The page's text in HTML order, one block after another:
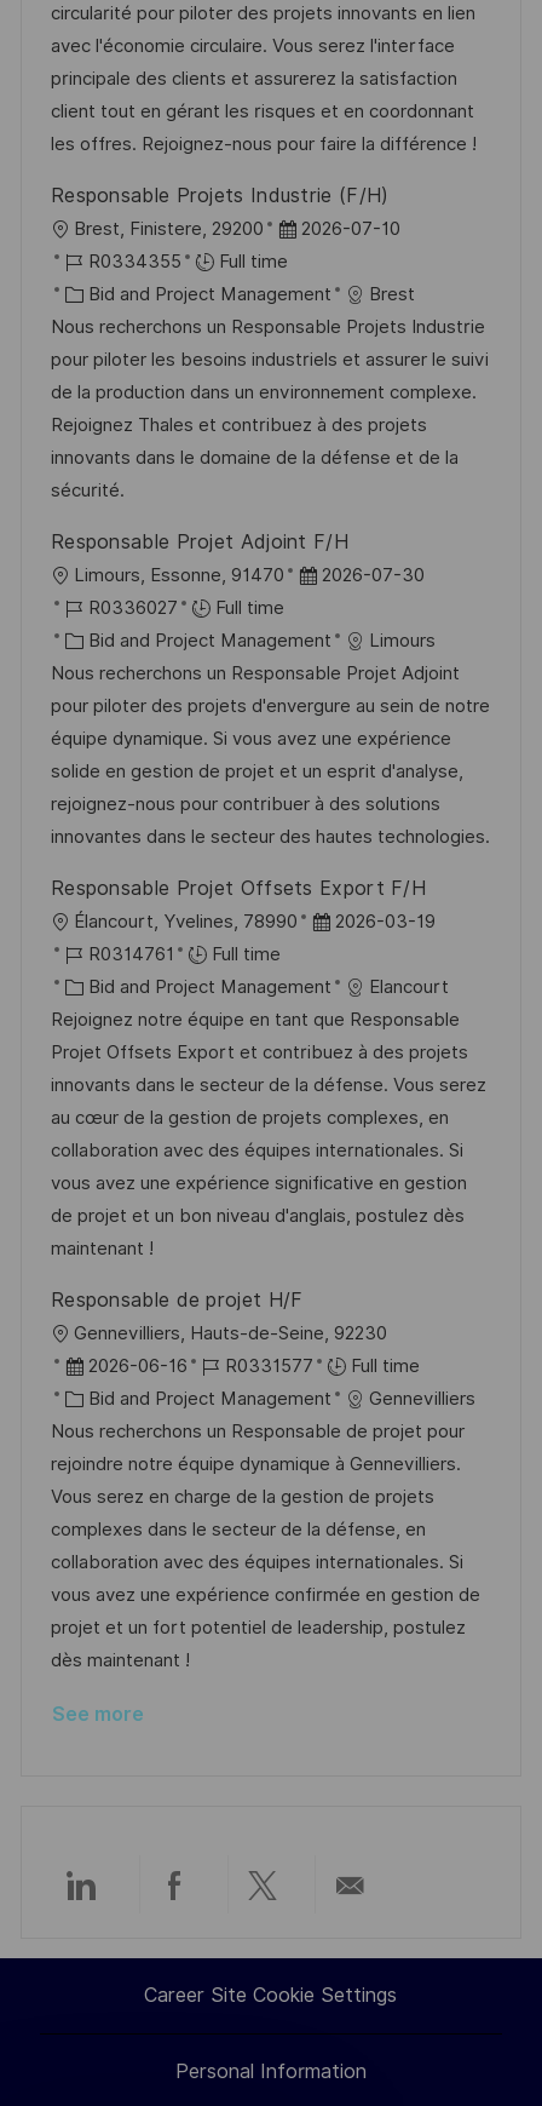
t
i
o
n
e
d
D
a
t
I
d
t
e
g
o
r
circularité pour piloter des projets innovants en lien
avec l'économie circulaire. Vous serez l'interface
principale des clients et assurerez la satisfaction
client tout en gérant les risques et en coordonnant
les offres. Rejoignez-nous pour faire la différence !
Responsable Projets Industrie (F/H)
L
o
c
a
t
i
o
n
Brest, Finistere, 29200
P
o
s
t
e
d
D
a
2026-07-10
J
o
b
I
d
R0334355
Full time
C
a
t
e
g
o
r
Bid and Project Management
Brest
Nous recherchons un Responsable Projets Industrie
pour piloter les besoins industriels et assurer le suivi
de la production dans un environnement complexe.
Rejoignez Thales et contribuez à des projets
innovants dans le domaine de la défense et de la
sécurité.
Responsable Projet Adjoint F/H
L
o
c
a
t
i
o
n
Limours, Essonne, 91470
P
s
t
e
d
D
a
t
2026-07-30
J
o
b
I
d
R0336027
Full time
C
a
t
e
g
o
r
Bid and Project Management
Limours
Nous recherchons un Responsable Projet Adjoint
pour piloter des projets d'envergure au sein de notre
équipe dynamique. Si vous avez une expérience
solide en gestion de projet et un esprit d'analyse,
rejoignez-nous pour contribuer à des solutions
innovantes dans le secteur des hautes technologies.
Responsable Projet Offsets Export F/H
L
o
c
a
t
i
o
n
Élancourt, Yvelines, 78990
P
s
t
e
d
D
a
t
e
2026-03-19
J
o
b
I
d
R0314761
Full time
C
a
t
e
g
o
r
y
Bid and Project Management
Elancourt
Rejoignez notre équipe en tant que Responsable
Projet Offsets Export et contribuez à des projets
innovants dans le secteur de la défense. Vous serez
au cœur de la gestion de projets complexes, en
collaboration avec des équipes internationales. Si
vous avez une expérience significative en gestion
de projet et un bon niveau d'anglais, postulez dès
maintenant !
Responsable de projet H/F
L
o
c
a
t
i
o
n
Gennevilliers, Hauts-de-Seine, 92230
P
o
s
t
e
d
D
a
t
e
2026-06-16
J
o
b
I
d
R0331577
Full time
C
a
t
e
g
o
r
y
Bid and Project Management
Gennevilliers
Nous recherchons un Responsable de projet pour
rejoindre notre équipe dynamique à Gennevilliers.
Vous serez en charge de la gestion de projets
complexes dans le secteur de la défense, en
collaboration avec des équipes internationales. Si
vous avez une expérience confirmée en gestion de
projet et un fort potentiel de leadership, postulez
dès maintenant !
See more
Share
via
LinkedIn
Share
via
Facebook
Share
via
twitter
via
email
Career Site Cookie Settings
Personal Information